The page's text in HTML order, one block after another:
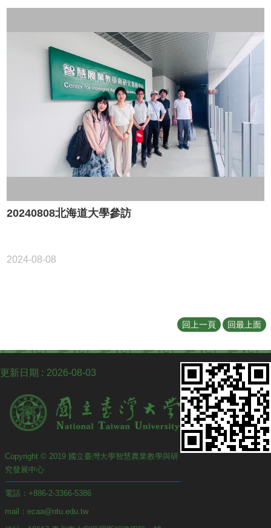
20240808北海道大學參訪
2024-08-08
回上一頁 回最上面
更新日期 2026-08-03
Copyright © 2019 國立臺灣大學智慧農業教學與研
究發展中心
電話：+886-2-3366-5386
mail：ecaa@ntu.edu.tw